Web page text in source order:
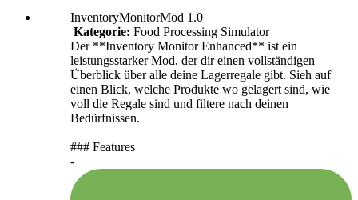
InventoryMonitorMod 1.0
Kategorie: Food Processing Simulator
Der **Inventory Monitor Enhanced** ist ein
leistungsstarker Mod, der dir einen vollständigen
Überblick über alle deine Lagerregale gibt. Sieh auf
einen Blick, welche Produkte wo gelagert sind, wie
voll die Regale sind und filtere nach deinen
Bedürfnissen.
### Features
-